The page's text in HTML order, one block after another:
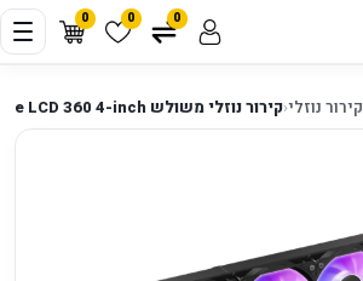
0 0 0
קירור נוזלי‹קירור נוזלי משולש Cooler Master MasterLiquid Core LCD 360 4-inch